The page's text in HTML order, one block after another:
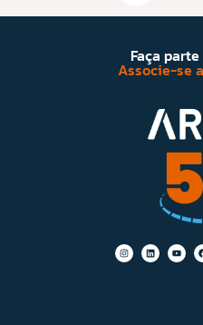
Faça
Associe-se